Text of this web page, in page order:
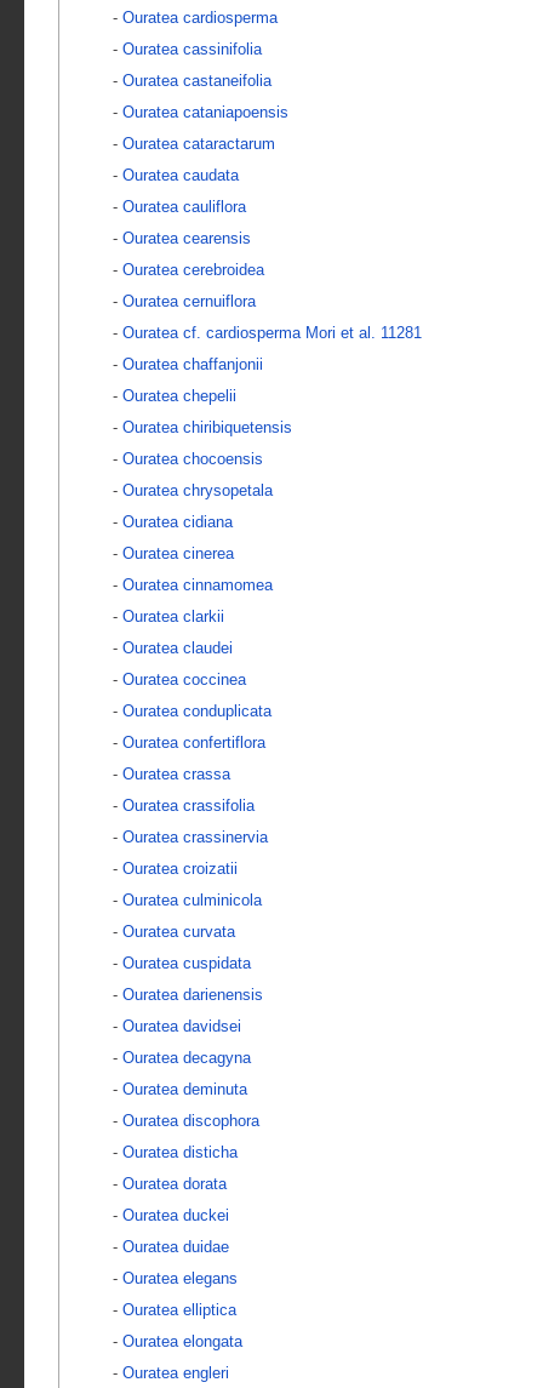
- Ouratea cardiosperma
- Ouratea cassinifolia
- Ouratea castaneifolia
- Ouratea cataniapoensis
- Ouratea cataractarum
- Ouratea caudata
- Ouratea cauliflora
- Ouratea cearensis
- Ouratea cerebroidea
- Ouratea cernuiflora
- Ouratea cf. cardiosperma Mori et al. 11281
- Ouratea chaffanjonii
- Ouratea chepelii
- Ouratea chiribiquetensis
- Ouratea chocoensis
- Ouratea chrysopetala
- Ouratea cidiana
- Ouratea cinerea
- Ouratea cinnamomea
- Ouratea clarkii
- Ouratea claudei
- Ouratea coccinea
- Ouratea conduplicata
- Ouratea confertiflora
- Ouratea crassa
- Ouratea crassifolia
- Ouratea crassinervia
- Ouratea croizatii
- Ouratea culminicola
- Ouratea curvata
- Ouratea cuspidata
- Ouratea darienensis
- Ouratea davidsei
- Ouratea decagyna
- Ouratea deminuta
- Ouratea discophora
- Ouratea disticha
- Ouratea dorata
- Ouratea duckei
- Ouratea duidae
- Ouratea elegans
- Ouratea elliptica
- Ouratea elongata
- Ouratea engleri